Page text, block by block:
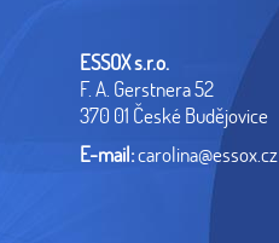
ESSOX s.r.o.
F. A. Gerstnera 52
370 01 České Budějovice
E-mail:carolina@essox.cz